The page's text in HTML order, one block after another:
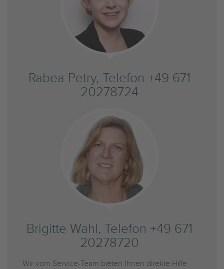
Rabea Petry, Telefon +49 671
20278724
Brigitte Wahl, Telefon +49 671
20278720
Wir vom Service-Team bieten Ihnen direkte Hilfe